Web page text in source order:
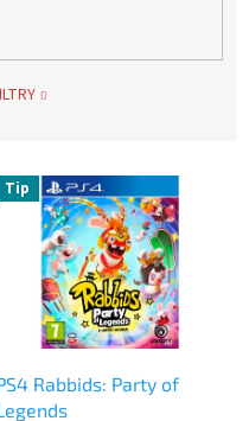
Tip
Rabbids: Party of